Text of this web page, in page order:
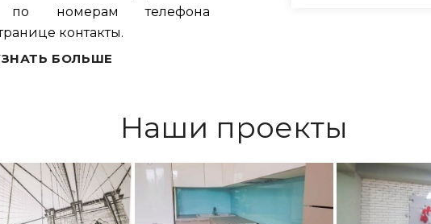
по номерам телефона
контакты.
БОЛЬШЕ
Наши проекты